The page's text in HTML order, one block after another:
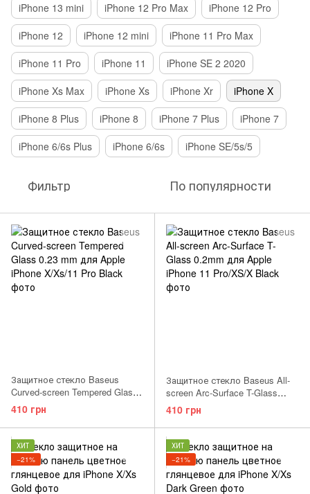
iPhone 13 mini
iPhone 12 Pro Max
iPhone 12 Pro
iPhone 12
iPhone 12 mini
iPhone 11 Pro Max
iPhone 11 Pro
iPhone 11
iPhone SE 2 2020
iPhone Xs Max
iPhone Xs iPhone Xr
iPhone X
iPhone 8 Plus
iPhone 8 iPhone 7 Plus
iPhone 7
iPhone 6/6s Plus
iPhone 6/6s iPhone SE/5s/5
Фильтр По популярности
Защитное стекло Baseus
Curved-screen Tempered Glass
0.23 mm для Apple iPhone
X/Xs/11 Pro Black
410 грн
Защитное стекло Baseus All-
screen Arc-Surface T-Glass
0.2mm для Apple iPhone 11
Pro/XS/X Black
410 грн
ХИТ
−21%
ХИТ
−21%